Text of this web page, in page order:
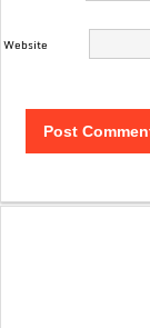
Website